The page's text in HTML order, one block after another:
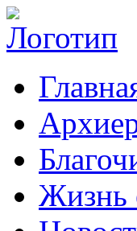
Жизнь